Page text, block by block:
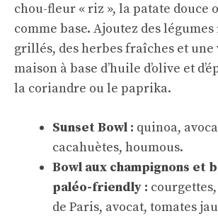
chou-fleur « riz », la patate douce
comme base. Ajoutez des
grillés, des herbes fraîches et
maison à base d’huile d’olive et
la coriandre ou le paprika.
Sunset Bowl : quinoa,
cacahuètes, houmous.
Bowl aux champignons et
paléo-friendly :
de Paris, avocat, tomates